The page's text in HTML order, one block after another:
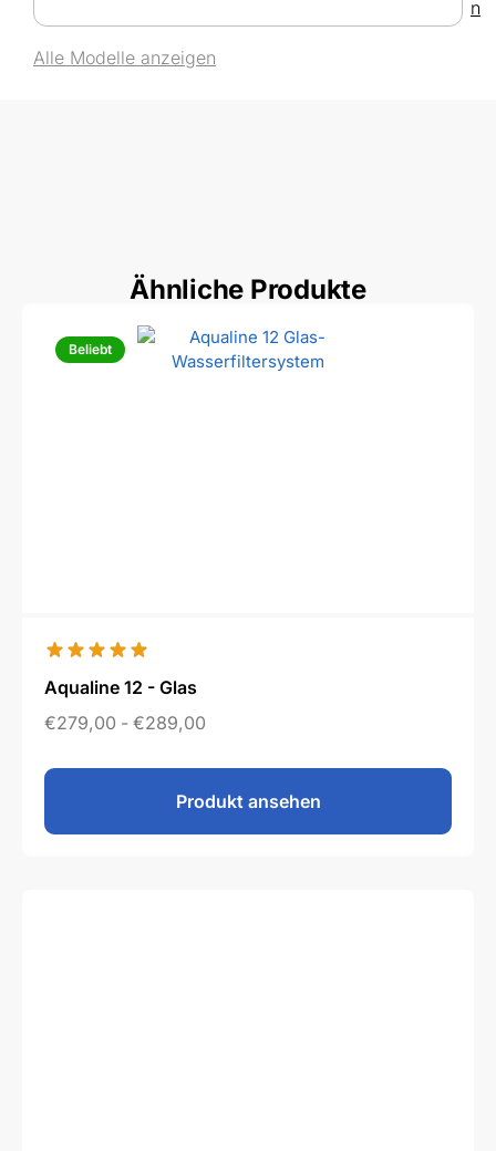
n
Alle Modelle anzeigen
Ähnliche Produkte
Beliebt
Aqualine 12 - Glas
€279,00 - €289,00
Produkt ansehen